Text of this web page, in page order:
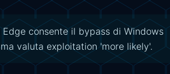
consente il bypass di Windows
valuta exploitation 'more likely'.